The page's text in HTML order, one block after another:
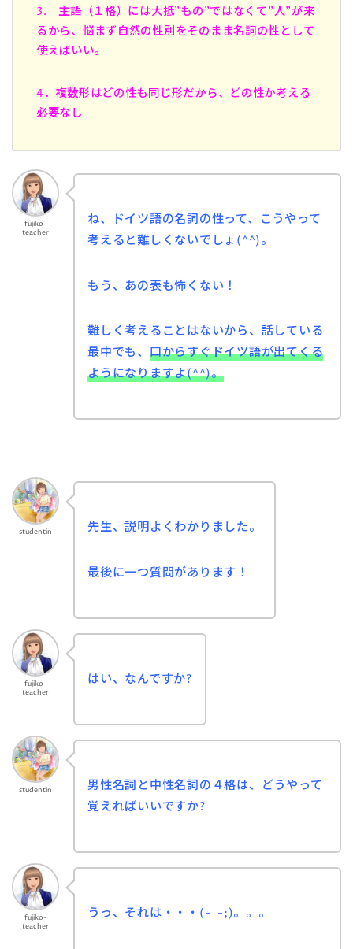
3. 主語（１格）には大抵”もの”ではなくて”人”が来
るから、悩まず自然の性別をそのまま名詞の性として
使えばいい。
4．複数形はどの性も同じ形だから、どの性か考える
必要なし
fujiko-
teacher
ね、ドイツ語の名詞の性って、こうやって
考えると難しくないでしょ(^^)。
もう、あの表も怖くない！
難しく考えることはないから、話している
最中でも、 口からすぐドイツ語が出てくる
ようになりますよ(^^)。
studentin 先生、説明よくわかりました。
最後に一つ質問があります！
fujiko-
teacher
はい、なんですか?
studentin
男性名詞と中性名詞の４格は、どうやって
覚えればいいですか?
fujiko-
teacher
うっ、それは・・・(-_-;)。。。